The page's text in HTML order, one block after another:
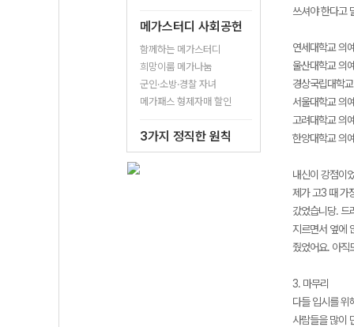
메가스터디 사회공헌
함께하는 메가스터디
희망이룸 메가나눔
군인·소방·경찰 자녀
메가패스 형제자매 할인
3가지 정직한 원칙
쓰셔야 한다고
연세대학교 의
울산대학교 의
경상국립대학
서울대학교 의
고려대학교 의
한양대학교 의
내신이 강점이
제가 고3 때 가
갔었습니당. 드
지르면서 옆에
줬었어요. 아직
3. 마무리
다들 입시를 위
사람들을 많이